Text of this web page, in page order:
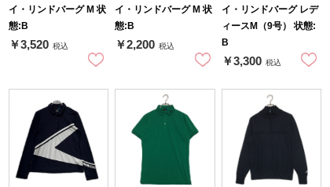
イ・リンドバーグ M 状
態:B
￥3,520 税込
イ・リンドバーグ M 状
態:B
￥2,200 税込
イ・リンドバーグ レデ
ィースM（9号） 状態:
B
￥3,300 税込